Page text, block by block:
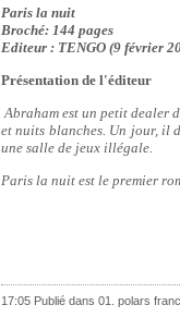
Paris la nuit
Broché: 144 pages
Editeur : TENGO (9 février
Présentation de l'éditeur
Abraham est un petit dealer
et nuits blanches. Un jour, il
une salle de jeux illégale.
Paris la nuit est le premier
17:05 Publié dans 01. polars